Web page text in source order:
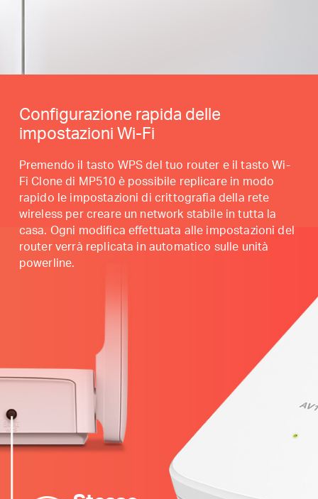
Configurazione rapida delle
impostazioni Wi-Fi
Premendo il tasto WPS del tuo router e il tasto Wi-
Fi Clone di MP510 è possibile replicare in modo
rapido le impostazioni di crittografia della rete
wireless per creare un network stabile in tutta la
casa. Ogni modifica effettuata alle impostazioni del
router verrà replicata in automatico sulle unità
powerline.